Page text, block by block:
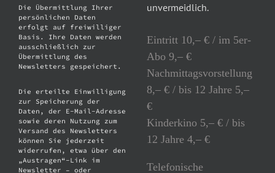
Die Übermittlung Ihrer
persönlichen Daten
erfolgt auf freiwilliger
Basis. Ihre Daten werden
ausschließlich zur
Übermittlung des
Newsletters gespeichert.
Die erteilte Einwilligung
zur Speicherung der
Daten, der E-Mail-Adresse
sowie deren Nutzung zum
Versand des Newsletters
können Sie jederzeit
widerrufen, etwa über den
„Austragen“-Link im
Newsletter – oder
unvermeidlich.
Eintritt 10,– € / im 5er-
Abo 9,– €
Nachmittagsvorstellung
8,– € / bis 12 Jahre 5,–
€
Kinderkino 5,– € / bis
12 Jahre 4,– €
Telefonische